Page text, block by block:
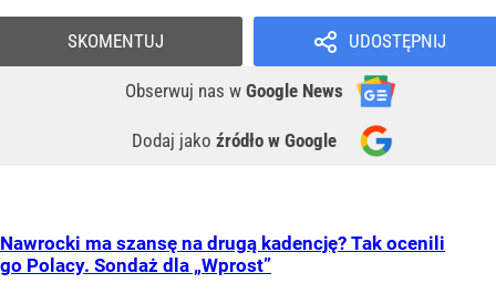
UDOSTĘPNIJ
Obserwuj nas w Google News
Dodaj jako źródło w Google
SKOMENTUJ
Nawrocki ma szansę na drugą kadencję? Tak ocenili
go Polacy. Sondaż dla „Wprost”